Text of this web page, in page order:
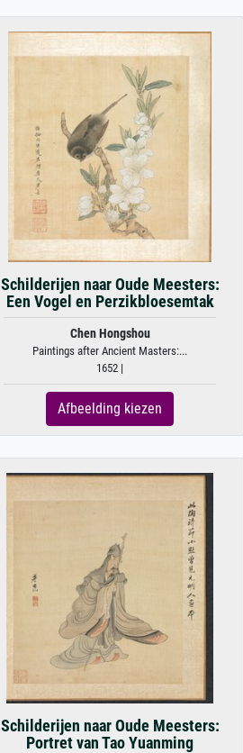
Schilderijen naar Oude Meesters:
Een Vogel en Perzikbloesemtak
Chen Hongshou
Paintings after Ancient Masters:...
1652 |
Afbeelding kiezen
Schilderijen naar Oude Meesters:
Portret van Tao Yuanming